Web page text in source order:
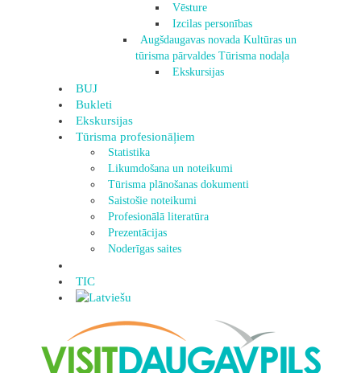
Vēsture
Izcilas personības
Augšdaugavas novada Kultūras un
tūrisma pārvaldes Tūrisma nodaļa
Ekskursijas
BUJ
Bukleti
Ekskursijas
Tūrisma profesionāļiem
Statistika
Likumdošana un noteikumi
Tūrisma plānošanas dokumenti
Saistošie noteikumi
Profesionālā literatūra
Prezentācijas
Noderīgas saites
TIC